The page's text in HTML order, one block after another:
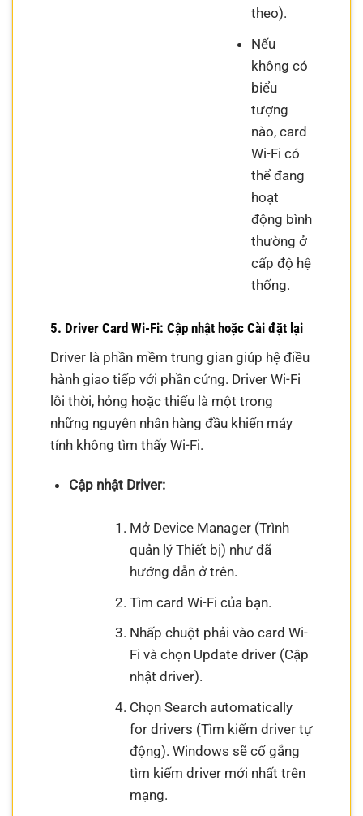
theo).
Nếu
không có
biểu
tượng
nào, card
Wi-Fi có
thể đang
hoạt
động bình
thường ở
cấp độ hệ
thống.
5. Driver Card Wi-Fi: Cập nhật hoặc Cài đặt lại
Driver là phần mềm trung gian giúp hệ điều
hành giao tiếp với phần cứng. Driver Wi-Fi
lỗi thời, hỏng hoặc thiếu là một trong
những nguyên nhân hàng đầu khiến máy
tính không tìm thấy Wi-Fi.
Cập nhật Driver:
Mở Device Manager (Trình
quản lý Thiết bị) như đã
hướng dẫn ở trên.
Tìm card Wi-Fi của bạn.
Nhấp chuột phải vào card Wi-
Fi và chọn Update driver (Cập
nhật driver).
Chọn Search automatically
for drivers (Tìm kiếm driver tự
động). Windows sẽ cố gắng
tìm kiếm driver mới nhất trên
mạng.